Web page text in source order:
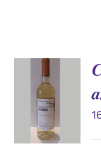
AJOUTER
AU
PANIER
/
DÉTAILS